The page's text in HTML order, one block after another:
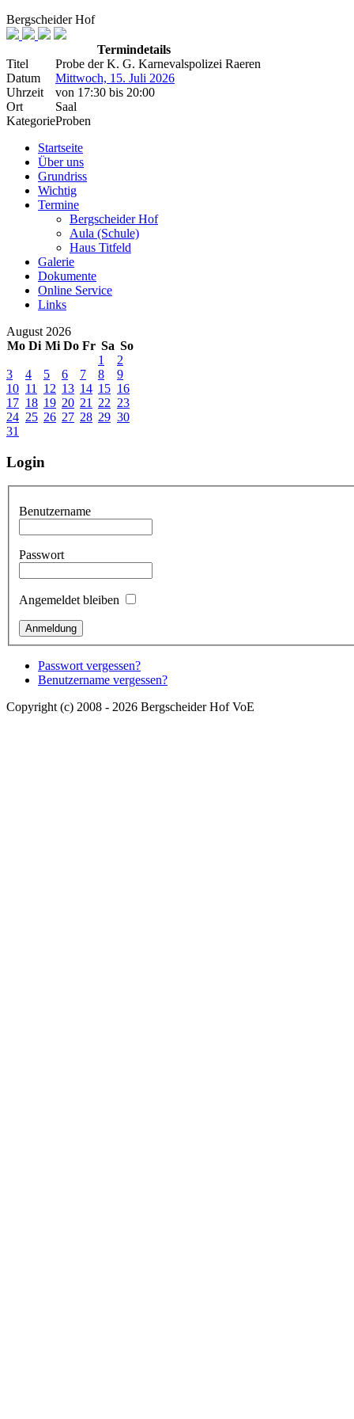
Bergscheider Hof
Termindetails
Titel
Probe der K. G. Karnevalspolizei Raeren
Datum
Mittwoch, 15. Juli 2026
Uhrzeit
von 17:30 bis 20:00
Ort
Saal
KategorieProben
Startseite
Über uns
Grundriss
Wichtig
Termine
Bergscheider Hof
Aula (Schule)
Haus Titfeld
Galerie
Dokumente
Online Service
Links
August 2026
Mo Di Mi Do Fr Sa So
1
2
3
4 5 6 7 8
9
10 11 12 13 14 15 16
17 18 19 20 21 22 23
24 25 26 27 28 29 30
31
Login
Benutzername
Passwort
Angemeldet bleiben
Passwort vergessen?
Benutzername vergessen?
Copyright (c) 2008 - 2026 Bergscheider Hof VoE